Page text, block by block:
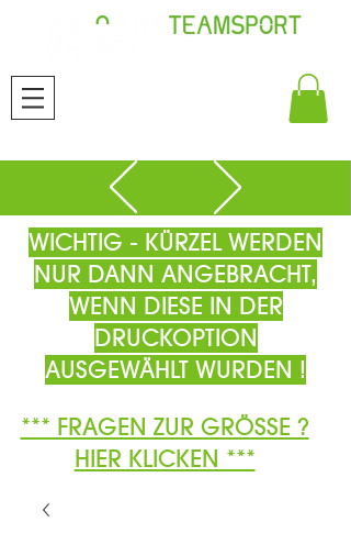
WICHTIG - KÜRZEL WERDEN
NUR DANN ANGEBRACHT,
WENN DIESE IN DER
DRUCKOPTION
AUSGEWÄHLT WURDEN !
*** FRAGEN ZUR GRÖSSE ?
HIER KLICKEN ***